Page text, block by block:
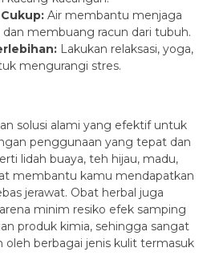
Air membantu menjaga
membuang racun dari tubuh.
Lakukan relaksasi, yoga,
mengurangi stres.
solusi alami yang efektif untuk
penggunaan yang tepat dan
lidah buaya, teh hijau, madu,
membantu kamu mendapatkan
jerawat. Obat herbal juga
minim resiko efek samping
produk kimia, sehingga sangat
oleh berbagai jenis kulit termasuk